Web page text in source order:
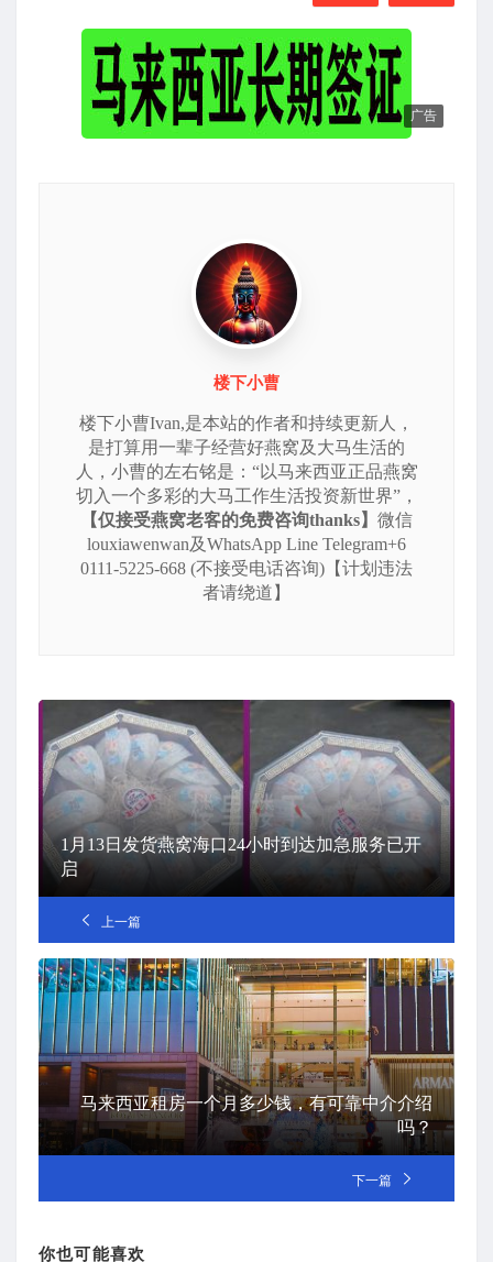
广告
楼下小曹
楼下小曹Ivan,是本站的作者和持续更新人，
是打算用一辈子经营好燕窝及大马生活的
人，小曹的左右铭是：“以马来西亚正品燕窝
切入一个多彩的大马工作生活投资新世界”，
【仅接受燕窝老客的免费咨询thanks】 微信
louxiawenwan及WhatsApp Line Telegram+6
0111-5225-668 (不接受电话咨询)【计划违法
者请绕道】
1月13日发货燕窝海口24小时到达加急服务已开
启
上一篇
马来西亚租房一个月多少钱，有可靠中介介绍
吗？
下一篇
你也可能喜欢